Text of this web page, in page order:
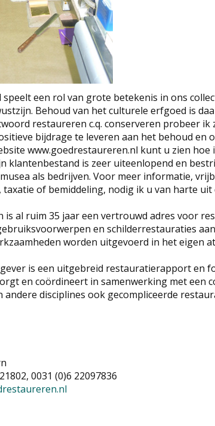
een rol van grote betekenis in ons
Behoud van het culturele erfgoed is
restaureren c.q. conserveren probeer
bijdrage te leveren aan het behoud en
www.goedrestaureren.nl kunt u zien
klantenbestand is zeer uiteenlopend en
als bedrijven. Voor meer informatie,
taxatie of bemiddeling, nodig ik u van harte
is al ruim 35 jaar een vertrouwd adres voor
en schilderrestauraties
worden uitgevoerd in het eigen
is een uitgebreid restauratierapport en
en coördineert in samenwerking met een
andere disciplines ook gecompliceerde
0031 (0)6 22097836